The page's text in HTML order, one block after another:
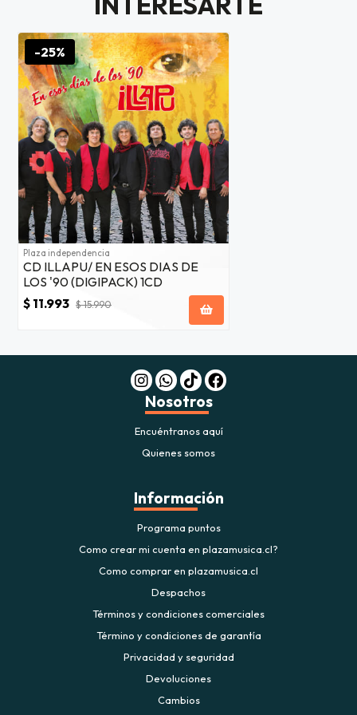
JUGAR
-25%
Plaza independencia
CD ILLAPU/ EN ESOS DIAS DE
LOS '90 (DIGIPACK) 1CD
$ 11.993 $ 15.990
Nosotros
Encuéntranos aquí
Quienes somos
Información
Programa puntos
Como crear mi cuenta en plazamusica.cl?
Como comprar en plazamusica.cl
Despachos
Términos y condiciones comerciales
Término y condiciones de garantía
Privacidad y seguridad
Devoluciones
Cambios